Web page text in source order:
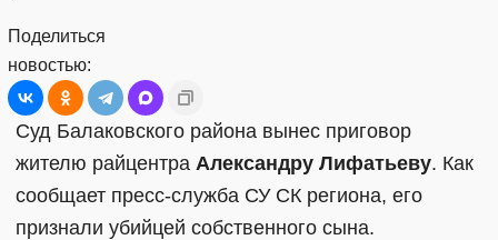
Поделиться
новостью:
Суд Балаковского района вынес приговор
жителю райцентра Александру Лифатьеву. Как
сообщает пресс-служба СУ СК региона, его
признали убийцей собственного сына.